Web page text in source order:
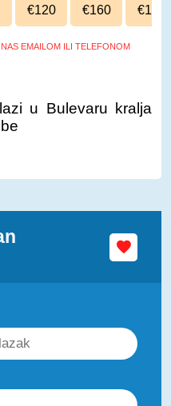
€120 €160 €190
EMAILOM ILI TELEFONOM
u Bulevaru kralja